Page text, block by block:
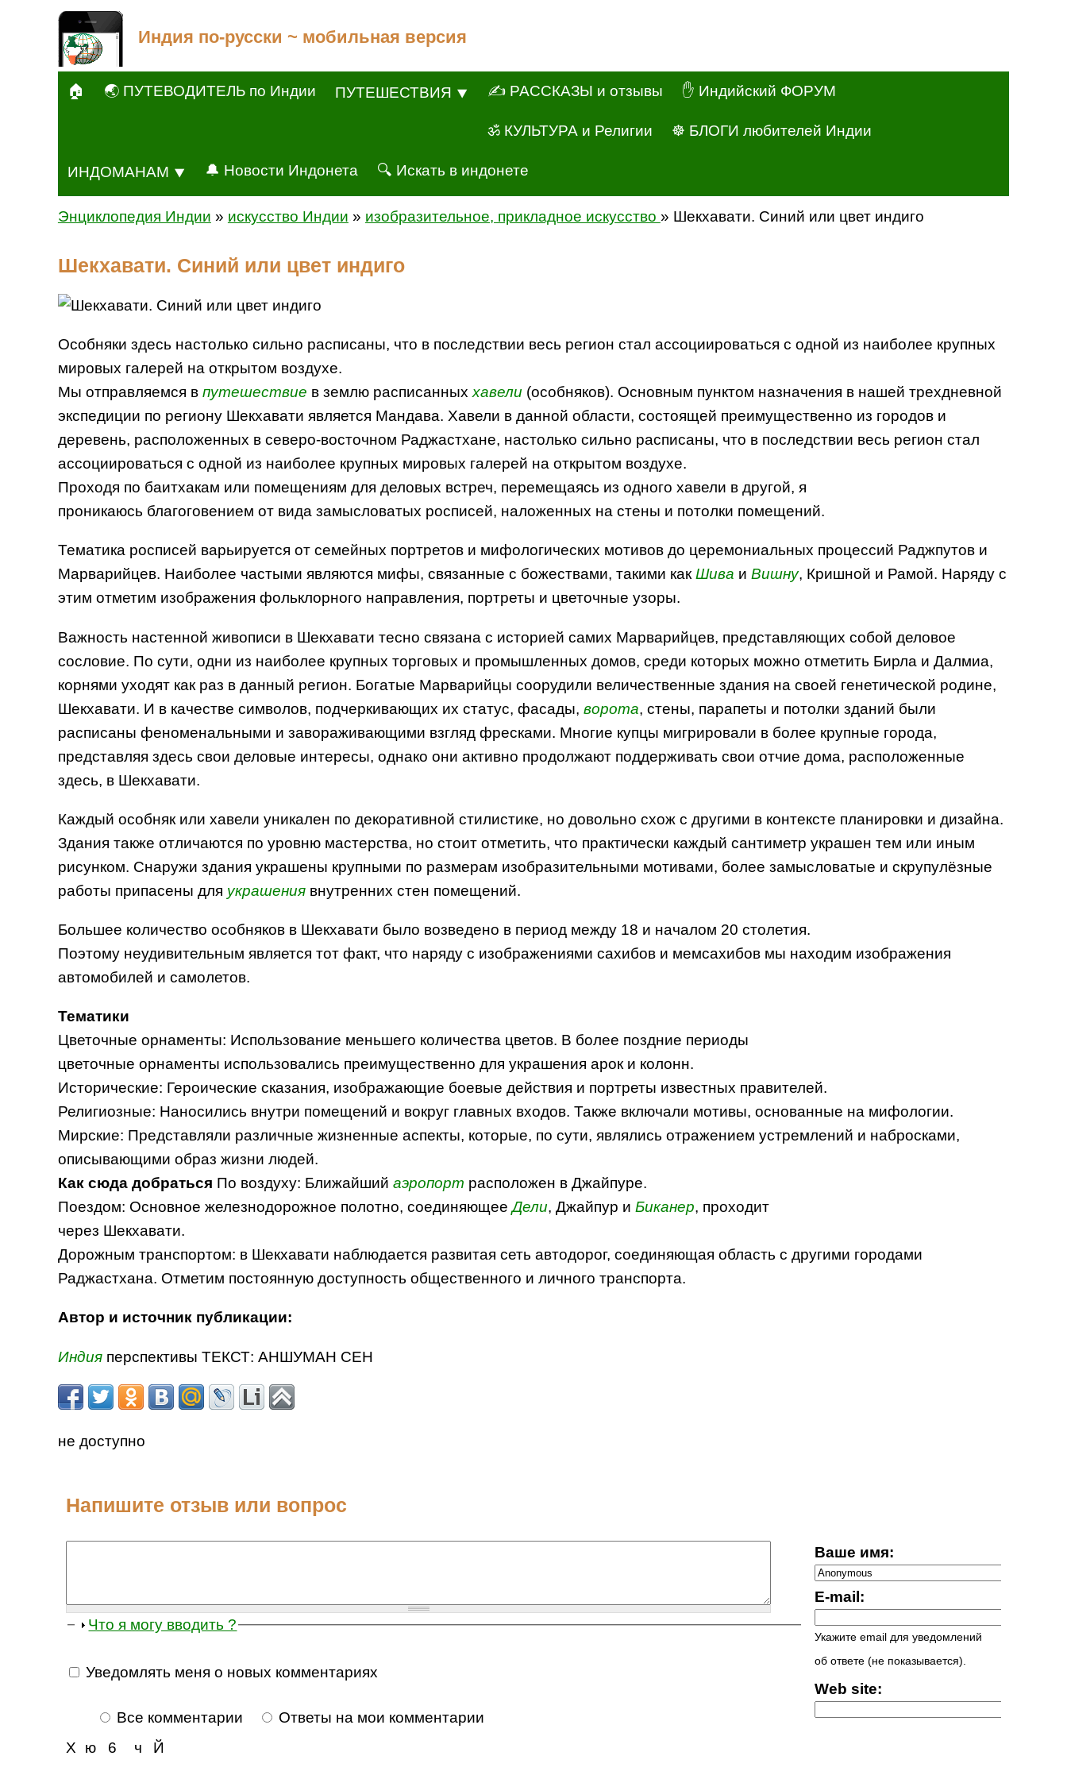
Индия по-русски ~ мобильная версия
🏠 🌏 ПУТЕВОДИТЕЛЬ по Индии ПУТЕШЕСТВИЯ ⯆ ✍ РАССКАЗЫ и отзывы ✋ Индийский ФОРУМ
ॐ КУЛЬТУРА и Религии ☸ БЛОГИ любителей Индии
ИНДОМАНАМ ⯆ 🔔 Новости Индонета 🔍 Искать в индонете
Энциклопедия Индии » искусство Индии » изобразительное, прикладное искусство » Шекхавати. Синий или цвет индиго
Шекхавати. Синий или цвет индиго
Особняки здесь настолько сильно расписаны, что в последствии весь регион стал ассоциироваться с одной из наиболее крупных
мировых галерей на открытом воздухе.
Мы отправляемся в путешествие в землю расписанных хавели (особняков). Основным пунктом назначения в нашей трехдневной
экспедиции по региону Шекхавати является Мандава. Хавели в данной области, состоящей преимущественно из городов и
деревень, расположенных в северо-восточном Раджастхане, настолько сильно расписаны, что в последствии весь регион стал
ассоциироваться с одной из наиболее крупных мировых галерей на открытом воздухе.
Проходя по баитхакам или помещениям для деловых встреч, перемещаясь из одного хавели в другой, я
проникаюсь благоговением от вида замысловатых росписей, наложенных на стены и потолки помещений.
Тематика росписей варьируется от семейных портретов и мифологических мотивов до церемониальных процессий Раджпутов и
Марварийцев. Наиболее частыми являются мифы, связанные с божествами, такими какШива и Вишну, Кришной и Рамой. Наряду с
этим отметим изображения фольклорного направления, портреты и цветочные узоры.
Важность настенной живописи в Шекхавати тесно связана с историей самих Марварийцев, представляющих собой деловое
сословие. По сути, одни из наиболее крупных торговых и промышленных домов, среди которых можно отметить Бирла и Далмиа,
корнями уходят как раз в данный регион. Богатые Марварийцы соорудили величественные здания на своей генетической родине,
Шекхавати. И в качестве символов, подчеркивающих их статус, фасады, ворота, стены, парапеты и потолки зданий были
расписаны феноменальными и завораживающими взгляд фресками. Многие купцы мигрировали в более крупные города,
представляя здесь свои деловые интересы, однако они активно продолжают поддерживать свои отчие дома, расположенные
здесь, в Шекхавати.
Каждый особняк или хавели уникален по декоративной стилистике, но довольно схож с другими в контексте планировки и дизайна.
Здания также отличаются по уровню мастерства, но стоит отметить, что практически каждый сантиметр украшен тем или иным
рисунком. Снаружи здания украшены крупными по размерам изобразительными мотивами, более замысловатые и скрупулёзные
работы припасены для украшениявнутренних стен помещений.
Большее количество особняков в Шекхавати было возведено в период между 18 и началом 20 столетия.
Поэтому неудивительным является тот факт, что наряду с изображениями сахибов и мемсахибов мы находим изображения
автомобилей и самолетов.
Тематики
Цветочные орнаменты: Использование меньшего количества цветов. В более поздние периоды
цветочные орнаменты использовались преимущественно для украшения арок и колонн.
Исторические: Героические сказания, изображающие боевые действия и портреты известных правителей.
Религиозные: Наносились внутри помещений и вокруг главных входов. Также включали мотивы, основанные на мифологии.
Мирские: Представляли различные жизненные аспекты, которые, по сути, являлись отражением устремлений и набросками,
описывающими образ жизни людей.
Как сюда добраться По воздуху: Ближайший аэропорт расположен в Джайпуре.
Поездом: Основное железнодорожное полотно, соединяющееДели, Джайпур и Биканер, проходит
через Шекхавати.
Дорожным транспортом: в Шекхавати наблюдается развитая сеть автодорог, соединяющая область с другими городами
Раджастхана. Отметим постоянную доступность общественного и личного транспорта.
Автор и источник публикации:
Индияперспективы ТЕКСТ: АНШУМАН СЕН
не доступно
Напишите отзыв или вопрос
Ваше имя:
E-mail:
Укажите email для уведомлений
об ответе (не показывается).
Web site:
Что я могу вводить ?
Уведомлять меня о новых комментариях
Все комментарии
Ответы на мои комментарии
ч
Х 6
ю Й